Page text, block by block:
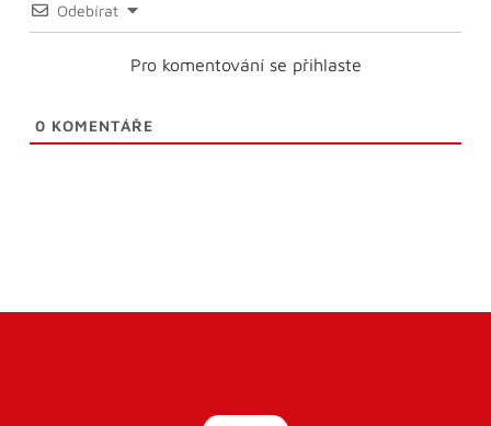
Odebírat
Pro komentování se přihlaste
0 KOMENTÁŘE